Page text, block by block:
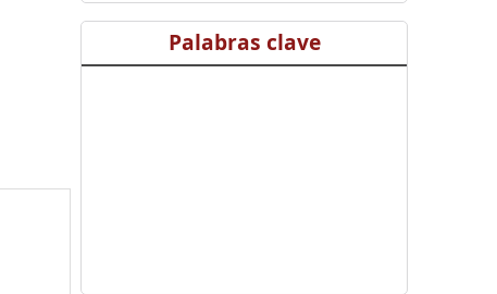
Palabras clave